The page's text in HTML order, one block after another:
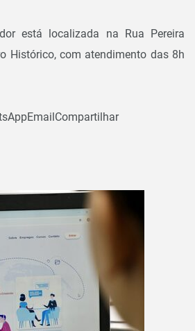
está localizada na Rua Pereira
Histórico, com atendimento das 8h